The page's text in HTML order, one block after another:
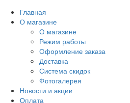
Главная
О магазине
О магазине
Режим работы
Оформление заказа
Доставка
Система скидок
Фотогалерея
Новости и акции
Оплата